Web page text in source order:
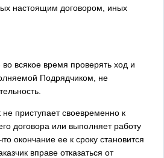
настоящим договором, иных
во всякое время проверять ход и
Подрядчиком, не
приступает своевременно к
договора или выполняет работу
окончание ее к сроку становится
вправе отказаться от